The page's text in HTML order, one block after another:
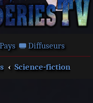
Pays Diffuseurs
Science-fiction